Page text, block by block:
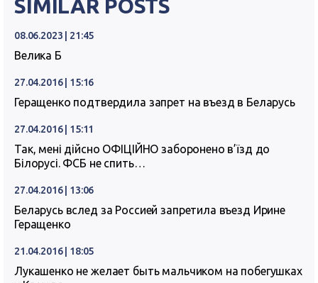
SIMILAR POSTS
08.06.2023 | 21:45
Велика Б
27.04.2016 | 15:16
Геращенко подтвердила запрет на въезд в Беларусь
27.04.2016 | 15:11
Так, мені дійсно ОФІЦІЙНО заборонено в’їзд до
Білорусі. ФСБ не спить…
27.04.2016 | 13:06
Беларусь вслед за Россией запретила въезд Ирине
Геращенко
21.04.2016 | 18:05
Лукашенко не желает быть мальчиком на побегушках